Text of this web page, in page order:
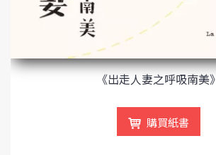
《出走人妻之呼吸南美》
購買紙書